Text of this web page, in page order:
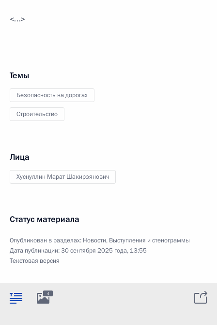
<…>
Темы
Безопасность на дорогах
Строительство
Лица
Хуснуллин Марат Шакирзянович
Статус материала
Опубликован в разделах: Новости, Выступления и стенограммы
Дата публикации:30 сентября 2025 года, 13:55
Текстовая версия
4